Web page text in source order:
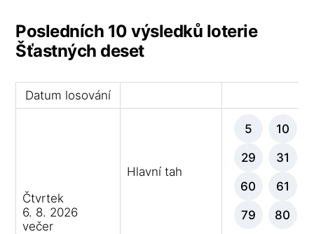
Posledních 10 výsledků loterie
Šťastných deset
Datum losování
Čtvrtek
6. 8. 2026
večer
Hlavní tah
5 10
29 31
60 61
79 80